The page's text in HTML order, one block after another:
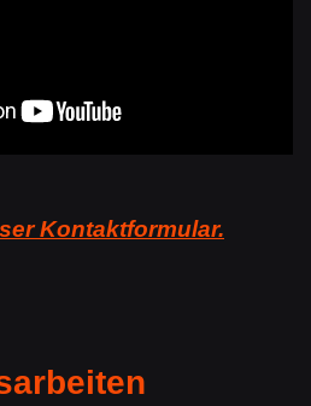
Kontaktformular.